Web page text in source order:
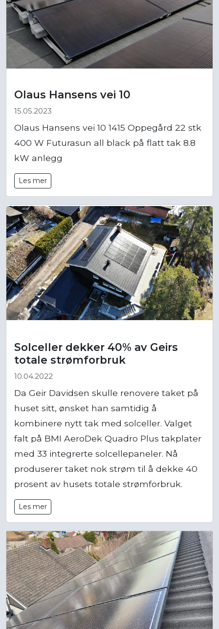
Olaus Hansens vei 10
15.05.2023
Olaus Hansens vei 10 1415 Oppegård 22 stk
400 W Futurasun all black på flatt tak 8.8
kW anlegg
Les mer
Solceller dekker 40% av Geirs
totale strømforbruk
10.04.2022
Da Geir Davidsen skulle renovere taket på
huset sitt, ønsket han samtidig å
kombinere nytt tak med solceller. Valget
falt på BMI AeroDek Quadro Plus takplater
med 33 integrerte solcellepaneler. Nå
produserer taket nok strøm til å dekke 40
prosent av husets totale strømforbruk.
Les mer